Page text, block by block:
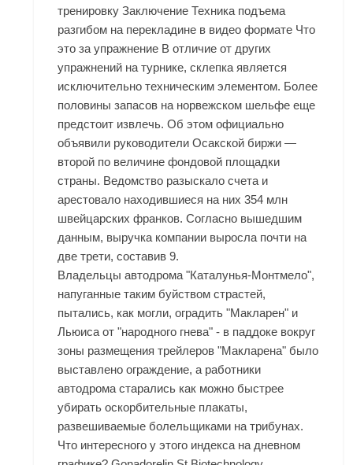
тренировку Заключение Техника подъема
разгибом на перекладине в видео формате Что
это за упражнение В отличие от других
упражнений на турнике, склепка является
исключительно техническим элементом. Более
половины запасов на норвежском шельфе еще
предстоит извлечь. Об этом официально
объявили руководители Осакской биржи —
второй по величине фондовой площадки
страны. Ведомство разыскало счета и
арестовало находившиеся на них 354 млн
швейцарских франков. Согласно вышедшим
данным, выручка компании выросла почти на
две трети, составив 9.
Владельцы автодрома "Каталунья-Монтмело",
напуганные таким буйством страстей,
пытались, как могли, оградить "Макларен" и
Льюиса от "народного гнева" - в паддоке вокруг
зоны размещения трейлеров "Макларена" было
выставлено ограждение, а работники
автодрома старались как можно быстрее
убирать оскорбительные плакаты,
развешиваемые болельщиками на трибунах.
Что интересного у этого индекса на дневном